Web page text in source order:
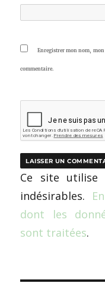
Enregistrer mon nom,
commentaire.
Ce site utilise
indésirables.
dont les
sont traitées.